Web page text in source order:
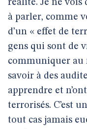
réalité. Je ne vois
à parler, comme
d’un « effet de
gens qui sont de
communiquer au
savoir à des
apprendre et
terrorisés. C’est
tout cas jamais